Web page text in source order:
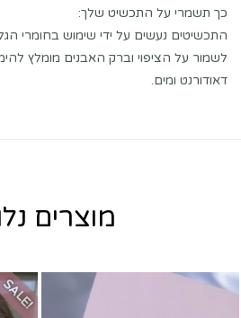
כך תשמרי על התכשיט שלך:
התכשיטים נעשים על ידי שימוש בחומרי
לשמור על הציפוי וברק האבנים מומלץ
דאודורנט ומים.
מוצרים
SALE!